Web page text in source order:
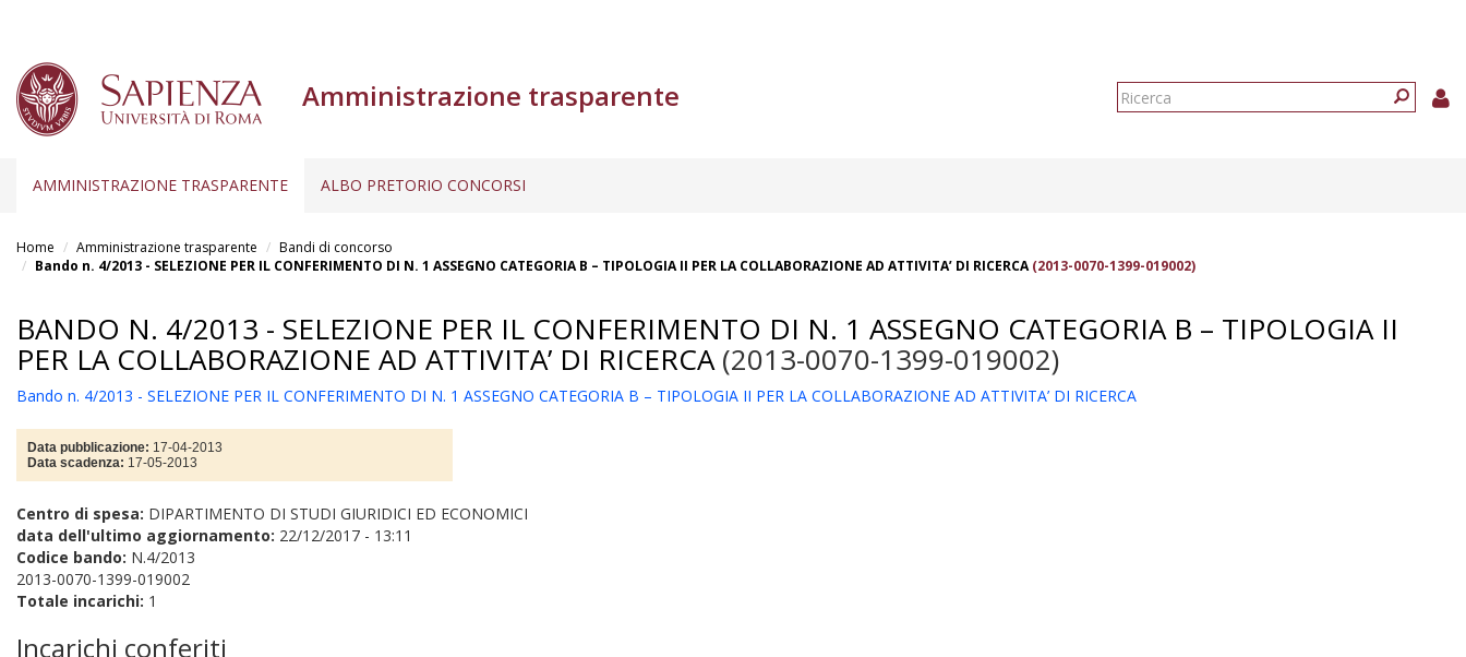
contenuto
Amministrazione trasparente
Form
AMMINISTRAZIONE TRASPARENTE ALBO PRETORIO CONCORSI
Home Amministrazione trasparente
Bandi di concorso
Bando n. 4/2013 - SELEZIONE PER IL CONFERIMENTO DI N. 1 ASSEGNO CATEGORIA B – TIPOLOGIA II PER LA COLLABORAZIONE AD ATTIVITA’ DI RICERCA(2013-0070-1399-019002)
BANDO N. 4/2013 - SELEZIONE PER IL CONFERIMENTO DI N. 1 ASSEGNO CATEGORIA B – TIPOLOGIA II
PER LA COLLABORAZIONE AD ATTIVITA’ DI RICERCA(2013-0070-1399-019002)
Bando n. 4/2013 - SELEZIONE PER IL CONFERIMENTO DI N. 1 ASSEGNO CATEGORIA B – TIPOLOGIA II PER LA COLLABORAZIONE AD ATTIVITA’ DI RICERCA
Data pubblicazione: 17-04-2013
Data scadenza: 17-05-2013
Centro di spesa: DIPARTIMENTO DI STUDI GIURIDICI ED ECONOMICI
data dell'ultimo aggiornamento: 22/12/2017 - 13:11
Codice bando: N.4/2013
2013-0070-1399-019002
Totale incarichi: 1
Incarichi conferiti